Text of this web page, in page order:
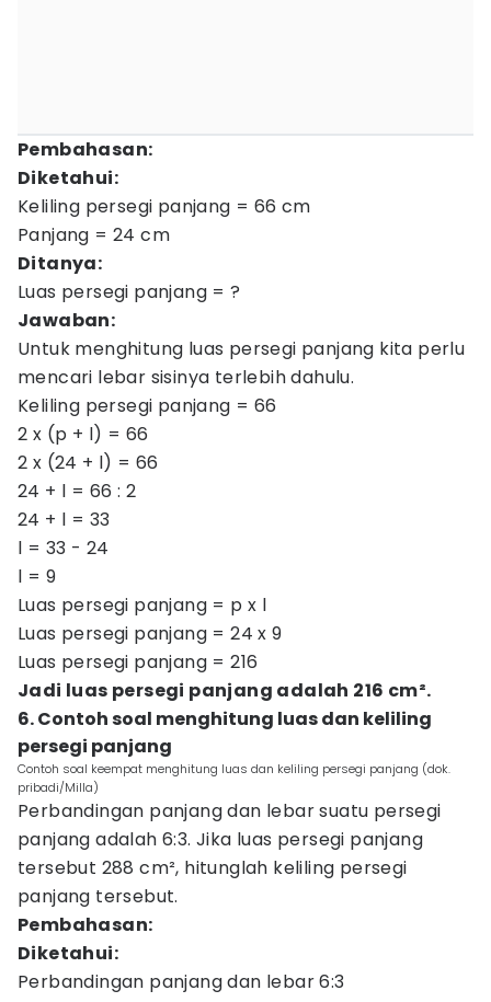
Pembahasan:
Diketahui:
Keliling persegi panjang = 66 cm
Panjang = 24 cm
Ditanya:
Luas persegi panjang = ?
Jawaban:
Untuk menghitung luas persegi panjang kita perlu
mencari lebar sisinya terlebih dahulu.
Keliling persegi panjang = 66
2 x (p + l) = 66
2 x (24 + l) = 66
24 + l = 66 : 2
24 + l = 33
l = 33 - 24
l = 9
Luas persegi panjang = p x l
Luas persegi panjang = 24 x 9
Luas persegi panjang = 216
Jadi luas persegi panjang adalah 216 cm².
6. Contoh soal menghitung luas dan keliling
persegi panjang
Contoh soal keempat menghitung luas dan keliling persegi panjang (dok.
pribadi/Milla)
Perbandingan panjang dan lebar suatu persegi
panjang adalah 6:3. Jika luas persegi panjang
tersebut 288 cm², hitunglah keliling persegi
panjang tersebut.
Pembahasan:
Diketahui:
Perbandingan panjang dan lebar 6:3